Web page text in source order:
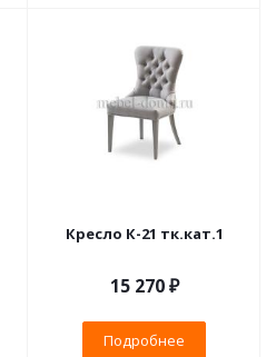
Кресло К-21 тк.кат.1
15 270 ₽
Подробнее